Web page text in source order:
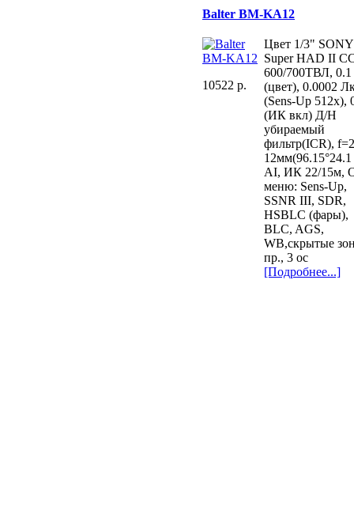
Balter BM-KA12
10522 p.
Цвет 1/3" SONY
Super HAD II
600/700ТВЛ,
(цвет), 0.0002
(Sens-Up 512х),
(ИК вкл) Д/Н
убираемый
фильтр(ICR),
12мм(96.15°24.1
AI, ИК 22/15м,
меню: Sens-Up,
SSNR III, SDR,
HSBLC (фары),
BLC, AGS,
WB,скрытые
пр., 3 ос
[Подробнее...]